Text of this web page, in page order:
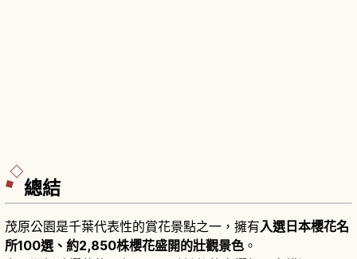
總結
茂原公園是千葉代表性的賞花景點之一，擁有入選日本櫻花名
所100選、約2,850株櫻花盛開的壯觀景色 。